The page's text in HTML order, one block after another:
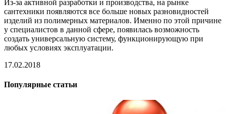
Из-за активной разработки и производства, на рынке
сантехники появляются все больше новых разновидностей
изделий из полимерных материалов. Именно по этой причине
у специалистов в данной сфере, появилась возможность
создать универсальную систему, функционирующую при
любых условиях эксплуатации.
17.02.2018
Популярные статьи